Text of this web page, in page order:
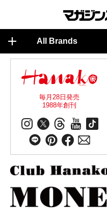
All Brands
毎月28日発売
1988年創刊